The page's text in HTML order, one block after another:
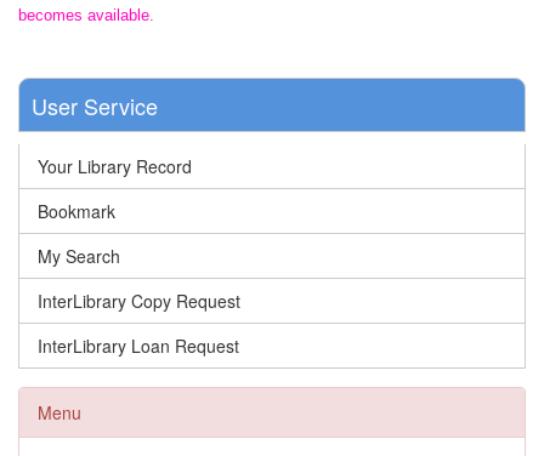
becomes available.
User Service
Your Library Record
Bookmark
My Search
InterLibrary Copy Request
InterLibrary Loan Request
Menu